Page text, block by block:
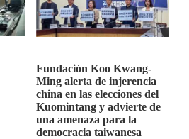
Fundación Koo Kwang-
Ming alerta de injerencia
china en las elecciones del
Kuomintang y advierte de
una amenaza para la
democracia taiwanesa